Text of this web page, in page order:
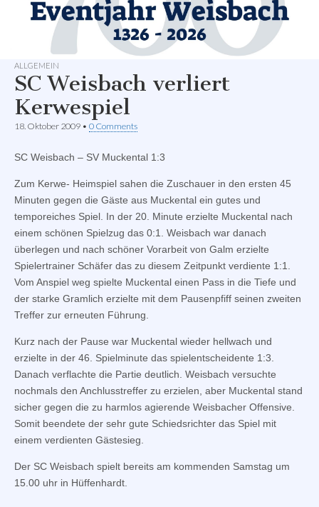
ALLGEMEIN
SC Weisbach verliert
Kerwespiel
18. Oktober 2009 • 0 Comments
SC Weisbach – SV Muckental 1:3
Zum Kerwe- Heimspiel sahen die Zuschauer in den ersten 45
Minuten gegen die Gäste aus Muckental ein gutes und
temporeiches Spiel. In der 20. Minute erzielte Muckental nach
einem schönen Spielzug das 0:1. Weisbach war danach
überlegen und nach schöner Vorarbeit von Galm erzielte
Spielertrainer Schäfer das zu diesem Zeitpunkt verdiente 1:1.
Vom Anspiel weg spielte Muckental einen Pass in die Tiefe und
der starke Gramlich erzielte mit dem Pausenpfiff seinen zweiten
Treffer zur erneuten Führung.
Kurz nach der Pause war Muckental wieder hellwach und
erzielte in der 46. Spielminute das spielentscheidente 1:3.
Danach verflachte die Partie deutlich. Weisbach versuchte
nochmals den Anchlusstreffer zu erzielen, aber Muckental stand
sicher gegen die zu harmlos agierende Weisbacher Offensive.
Somit beendete der sehr gute Schiedsrichter das Spiel mit
einem verdienten Gästesieg.
Der SC Weisbach spielt bereits am kommenden Samstag um
15.00 uhr in Hüffenhardt.